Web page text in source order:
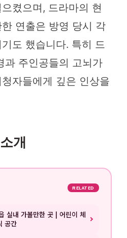
켰으며, 드라마의 현
연출은 방영 당시 각
도 했습니다. 특히 드
과 주인공들의 고뇌가
자들에게 깊은 인상을
개
RELATED
실내 가볼만한 곳 | 어린이 체
공간